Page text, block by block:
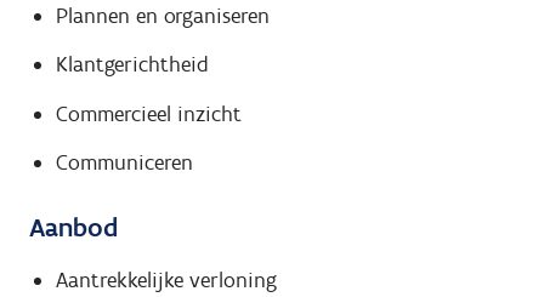
Plannen en organiseren
Klantgerichtheid
Commercieel inzicht
Communiceren
Aanbod
Aantrekkelijke verloning